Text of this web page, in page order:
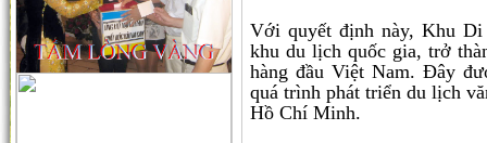
Với quyết định này, Khu
khu du lịch quốc gia, trở
hàng đầu Việt Nam. Đây
quá trình phát triển du lịch
Hồ Chí Minh.